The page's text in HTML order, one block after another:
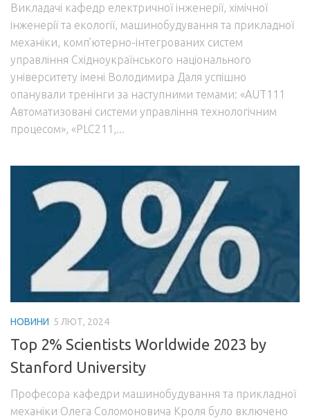
Викладачі кафедр електричної інженерії, хімічної
інженерії та екології, машинобудування та прикладної
механіки, комп’ютерно-інтегрованих систем
управління Східноукраїнського національного
університету імені Володимира Даля успішно
опанували тренінги за наступними темами: «AUT111
Автоматизовані системи управління технологічним
процесом», «PLC211,...
НОВИНИ 5 ЛЮТ, 2024
Top 2% Scientists Worldwide 2023 by
Stanford University
Професора кафедри машинобудування та прикладної
механіки Олега Соломоновича Кроля було включено